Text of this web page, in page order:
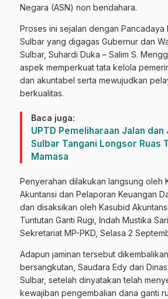
Negara (ASN) non bendahara.
Proses ini sejalan dengan Pancadaya
Sulbar yang digagas Gubernur dan
Sulbar, Suhardi Duka – Salim S.
aspek memperkuat tata kelola
dan akuntabel serta mewujudkan
berkualitas.
Baca juga:
UPTD Pemeliharaan Jalan dan
Sulbar Tangani Longsor Ruas
Mamasa
Penyerahan dilakukan langsung oleh
Akuntansi dan Pelaporan Keuangan
dan disaksikan oleh Kasubid
Tuntutan Ganti Rugi, Indah Mustika
Sekretariat MP-PKD, Selasa 2
Adapun jaminan tersebut
bersangkutan, Saudara Edy dari
Sulbar, setelah dinyatakan telah
kewajiban pengembalian dana ganti